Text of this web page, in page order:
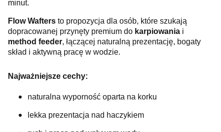
minut.
Flow Wafters to propozycja dla osób, które szukają
dopracowanej przynęty premium do karpiowania i
method feeder, łączącej naturalną prezentację, bogaty
skład i aktywną pracę w wodzie.
Najważniejsze cechy:
naturalna wyporność oparta na korku
lekka prezentacja nad haczykiem